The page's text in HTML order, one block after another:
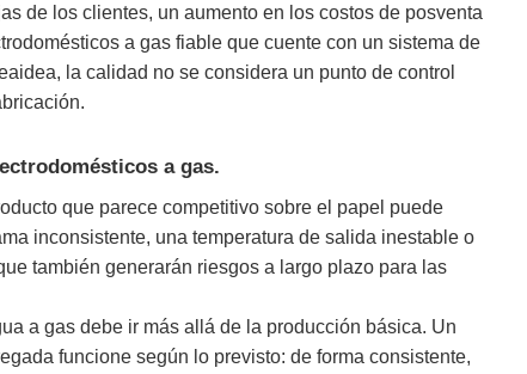
de los clientes, un aumento en los costos de posventa
a gas fiable que cuente con un sistema de
la calidad no se considera un punto de control
a gas.
que parece competitivo sobre el papel puede
inconsistente, una temperatura de salida inestable o
también generarán riesgos a largo plazo para las
a gas debe ir más allá de la producción básica. Un
funcione según lo previsto: de forma consistente,